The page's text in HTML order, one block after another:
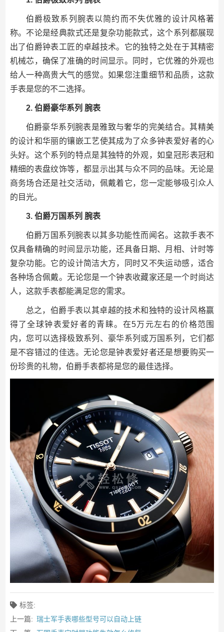
伯爵极致系列腕表以简约而不失优雅的设计风格著
称。不论是经典款式还是复杂功能款式，这个系列都展现
出了伯爵钟表工匠的卓越技术。它的独特之处在于其精密
机械芯，确保了准确的时间显示。同时，它优雅的外观也
给人一种高贵大气的感觉。如果您注重细节和品质，这款
手表是您的不二选择。
2. 伯爵豪华系列 腕表
伯爵豪华系列腕表是雅致与奢华的完美结合。其精美
的设计和华丽的镶嵌工艺使其成为了众多钟表爱好者的心
头好。这个系列的特点是其独特的外观，如皇冠形表冠和
精细的表盘纹饰等，都显示出其与众不同的品味。无论是
商务场合还是社交活动，佩戴着它，您一定能够吸引众人
的目光。
3. 伯爵万国系列 腕表
伯爵万国系列腕表以其多功能性而闻名。这款手表不
仅具备精确的时间显示功能，还具备日期、月相、计时等
复杂功能。它的设计简洁大方，同时又不失运动感，适合
各种场合佩戴。无论您是一个钟表收藏家还是一个时尚达
人，这款手表都能满足您的需求。
总之，伯爵手表以其卓越的技术和独特的设计风格赢
得了全球钟表爱好者的青睐。在5万元左右的价格范围
内，您可以选择极致系列、豪华系列或万国系列，它们都
是不容错过的佳选。无论您是钟表爱好者还是想要购买一
份珍贵的礼物，伯爵手表都将是您的最佳选择。
标签:
上一篇: 瑞士军手表哪些型号可以自动上链